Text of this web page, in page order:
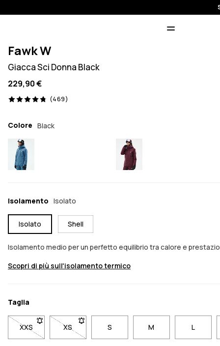
Fawk W
Giacca Sci Donna Black
229,90 €
(469)
469 recensioni, 4.8/5
Colore Black
Isolamento Isolato
Isolato Shell
Isolamento medio per un perfetto equilibrio tra calore e
Scopri di più sull'isolamento termico
Taglia
XXS- Taglia XXS non disponibile. Clicca per essere avvisato
XS- Taglia XS non disponibile. Clicca per essere
S M L